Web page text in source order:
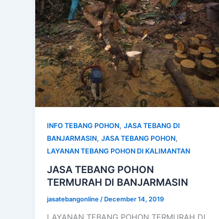
INFO TEBANG POHON, JASA TEBANG DI
BANJARMASIN, JASA TEBANG POHON,
LAYANAN TEBANG POHON DI KALIMANTAN
JASA TEBANG POHON
TERMURAH DI BANJARMASIN
jasatebangonline / December 14, 2019